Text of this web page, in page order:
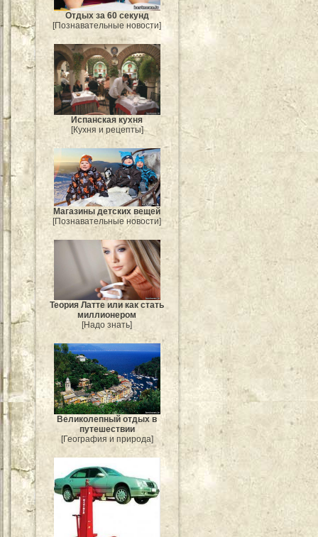
Отдых за 60 секунд
[Познавательные новости]
Испанская кухня
[Кухня и рецепты]
Магазины детских вещей
[Познавательные новости]
Теория Латте или как стать
миллионером
[Надо знать]
Великолепный отдых в
путешествии
[География и природа]